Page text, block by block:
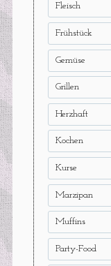
Fleisch
Frühstück
Gemüse
Grillen
Herzhaft
Kochen
Kurse
Marzipan
Muffins
Party-Food